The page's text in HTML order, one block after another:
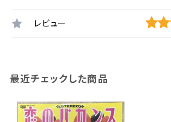
レビュー
最近チェックした商品